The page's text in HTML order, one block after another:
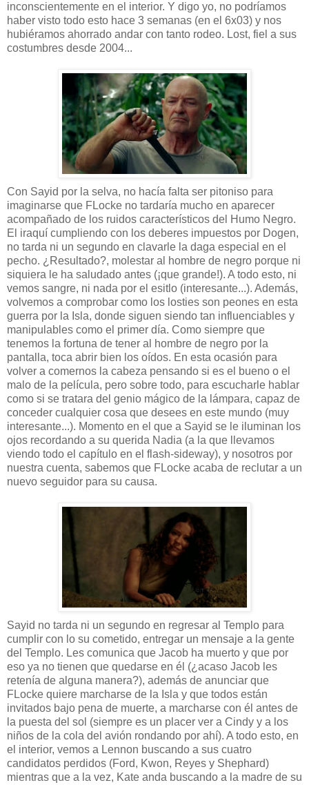
inconscientemente en el interior. Y digo yo, no podríamos
haber visto todo esto hace 3 semanas (en el 6x03) y nos
hubiéramos ahorrado andar con tanto rodeo. Lost, fiel a sus
costumbres desde 2004...
Con Sayid por la selva, no hacía falta ser pitoniso para
imaginarse que FLocke no tardaría mucho en aparecer
acompañado de los ruidos característicos del Humo Negro.
El iraquí cumpliendo con los deberes impuestos por Dogen,
no tarda ni un segundo en clavarle la daga especial en el
pecho. ¿Resultado?, molestar al hombre de negro porque ni
siquiera le ha saludado antes (¡que grande!). A todo esto, ni
vemos sangre, ni nada por el esitlo (interesante...). Además,
volvemos a comprobar como los losties son peones en esta
guerra por la Isla, donde siguen siendo tan influenciables y
manipulables como el primer día. Como siempre que
tenemos la fortuna de tener al hombre de negro por la
pantalla, toca abrir bien los oídos. En esta ocasión para
volver a comernos la cabeza pensando si es el bueno o el
malo de la película, pero sobre todo, para escucharle hablar
como si se tratara del genio mágico de la lámpara, capaz de
conceder cualquier cosa que desees en este mundo (muy
interesante...). Momento en el que a Sayid se le iluminan los
ojos recordando a su querida Nadia (a la que llevamos
viendo todo el capítulo en el flash-sideway), y nosotros por
nuestra cuenta, sabemos que FLocke acaba de reclutar a un
nuevo seguidor para su causa.
Sayid no tarda ni un segundo en regresar al Templo para
cumplir con lo su cometido, entregar un mensaje a la gente
del Templo. Les comunica que Jacob ha muerto y que por
eso ya no tienen que quedarse en él (¿acaso Jacob les
retenía de alguna manera?), además de anunciar que
FLocke quiere marcharse de la Isla y que todos están
invitados bajo pena de muerte, a marcharse con él antes de
la puesta del sol (siempre es un placer ver a Cindy y a los
niños de la cola del avión rondando por ahí). A todo esto, en
el interior, vemos a Lennon buscando a sus cuatro
candidatos perdidos (Ford, Kwon, Reyes y Shephard)
mientras que a la vez, Kate anda buscando a la madre de su